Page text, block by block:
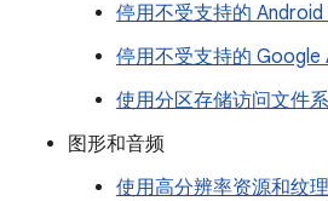
停用不受支持的
停用不受支持的 Google
使用分区存储访问文件
图形和音频
使用高分辨率资源和纹理